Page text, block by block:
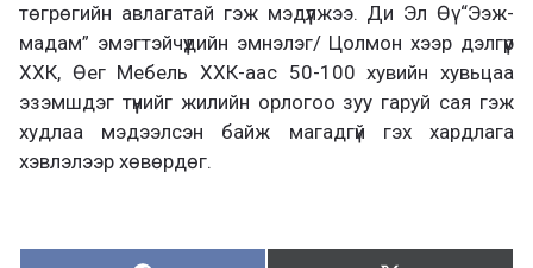
төгрөгийн авлагатай гэж мэдүүлжээ. Ди Эл Өү “Ээж-
мадам” эмэгтэйчүүдийн эмнэлэг/ Цолмон хээр дэлгүүр
ХХК, Өег Мебель ХХК-аас 50-100 хувийн хувьцаа
эзэмшдэг түүнийг жилийн орлогоо зуу гаруй сая гэж
худлаа мэдээлсэн байж магадгүй гэх хардлага
хэвлэлээр хөвөрдөг.